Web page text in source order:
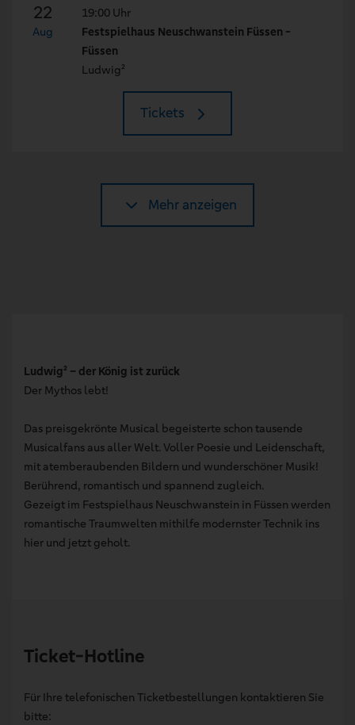
22
Aug
19:00 Uhr
Festspielhaus Neuschwanstein Füssen -
Füssen
Ludwig²
Tickets
Mehr anzeigen
Ludwig² – der König ist zurück
Der Mythos lebt!
Das preisgekrönte Musical begeisterte schon tausende
Musicalfans aus aller Welt. Voller Poesie und Leidenschaft,
mit atemberaubenden Bildern und wunderschöner Musik!
Berührend, romantisch und spannend zugleich.
Gezeigt im Festspielhaus Neuschwanstein in Füssen werden
romantische Traumwelten mithilfe modernster Technik ins
hier und jetzt geholt.
Ticket-Hotline
Für Ihre telefonischen Ticketbestellungen kontaktieren Sie
bitte: